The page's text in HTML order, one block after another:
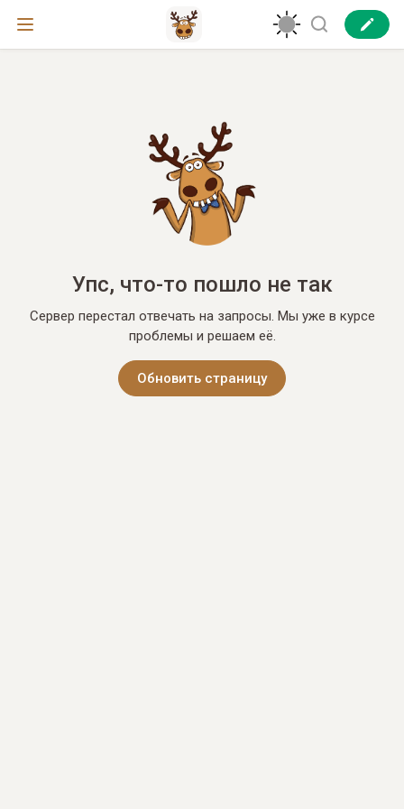
Упс, что-то пошло не так
Сервер перестал отвечать на запросы. Мы уже в курсе
проблемы и решаем её.
Обновить страницу